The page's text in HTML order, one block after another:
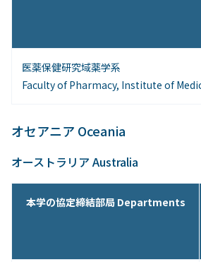
医薬保健研究域薬学系
Faculty of Pharmacy, Institute of
オセアニア Oceania
オーストラリア Australia
本学の協定締結部局 Departments